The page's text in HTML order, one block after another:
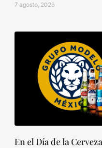
7 agosto, 2026
En el Día de la